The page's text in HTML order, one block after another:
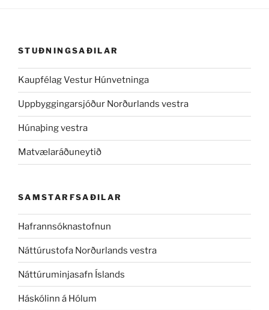
STUÐNINGSAÐILAR
Kaupfélag Vestur Húnvetninga
Uppbyggingarsjóður Norðurlands vestra
Húnaþing vestra
Matvælaráðuneytið
SAMSTARFSAÐILAR
Hafrannsóknastofnun
Náttúrustofa Norðurlands vestra
Náttúruminjasafn Íslands
Háskólinn á Hólum